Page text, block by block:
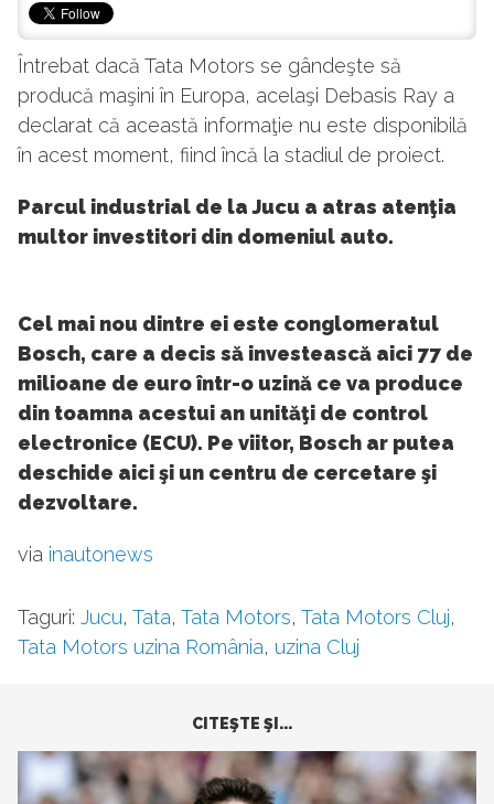
Întrebat dacă Tata Motors se gândeşte să
producă maşini în Europa, acelaşi Debasis Ray a
declarat că această informaţie nu este disponibilă
în acest moment, fiind încă la stadiul de proiect.
Parcul industrial de la Jucu a atras atenţia
multor investitori din domeniul auto.
Cel mai nou dintre ei este conglomeratul
Bosch, care a decis să investească aici 77 de
milioane de euro într-o uzină ce va produce
din toamna acestui an unităţi de control
electronice (ECU). Pe viitor, Bosch ar putea
deschide aici şi un centru de cercetare şi
dezvoltare.
via inautonews
Taguri: Jucu, Tata, Tata Motors, Tata Motors Cluj,
Tata Motors uzina România, uzina Cluj
CITEŞTE ŞI...